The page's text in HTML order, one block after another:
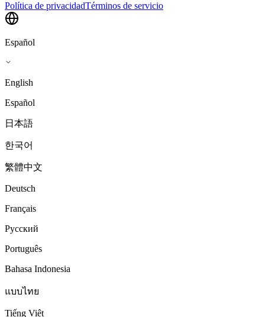
Política de privacidadTérminos de servicio
Español
English
Español
日本語
한국어
繁體中文
Deutsch
Français
Русский
Português
Bahasa Indonesia
แบบไทย
Tiếng Việt